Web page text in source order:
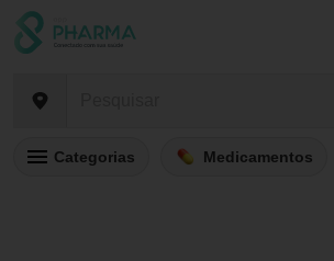
Categorias Medicamentos